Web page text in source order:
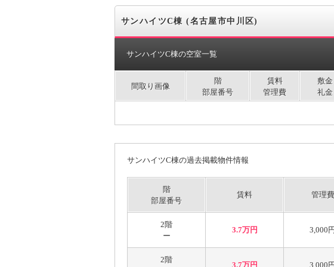
サンハイツC棟 (名古屋市中川区)
サンハイツC棟の空室一覧
間取り画像
階
部屋番号
賃料
管理費
敷金
礼金
サンハイツC棟の過去掲載物件情報
階
部屋番号
賃料 管理費
2階
ー
3.7万円 3,000円
2階
3.7万円 3,000円